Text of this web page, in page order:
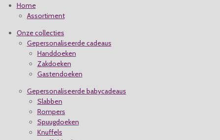
Home
Assortiment
Onze collecties
Gepersonaliseerde cadeaus
Handdoeken
Zakdoeken
Gastendoeken
Gepersonaliseerde babycadeaus
Slabben
Rompers
Spuugdoeken
Knuffels